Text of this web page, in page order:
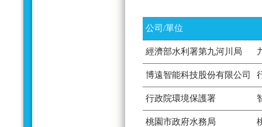
公司/單位
經濟部水利署第九河川局
博遠智能科技股份有限公司
行政院環境保護署
桃園市政府水務局